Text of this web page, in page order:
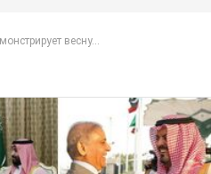
весну...